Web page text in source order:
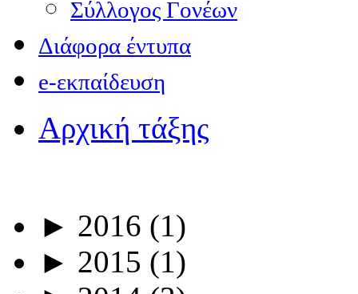
Σύλλογος Γονέων
Διάφορα έντυπα
e-εκπαίδευση
Αρχική τάξης
► 2016 (1)
► 2015 (1)